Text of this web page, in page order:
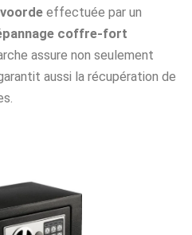
effectuée par un
coffre-fort
assure non seulement
aussi la récupération de